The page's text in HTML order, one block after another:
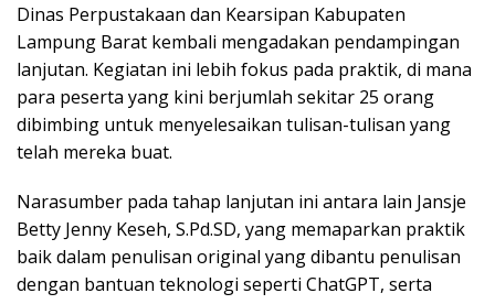
Dinas Perpustakaan dan Kearsipan Kabupaten
Lampung Barat kembali mengadakan pendampingan
lanjutan. Kegiatan ini lebih fokus pada praktik, di mana
para peserta yang kini berjumlah sekitar 25 orang
dibimbing untuk menyelesaikan tulisan-tulisan yang
telah mereka buat.
Narasumber pada tahap lanjutan ini antara lain Jansje
Betty Jenny Keseh, S.Pd.SD, yang memaparkan praktik
baik dalam penulisan original yang dibantu penulisan
dengan bantuan teknologi seperti ChatGPT, serta